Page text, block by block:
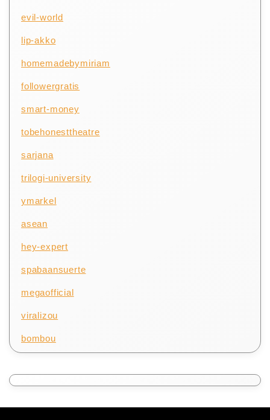
evil-world
lip-akko
homemadebymiriam
followergratis
smart-money
tobehonesttheatre
sarjana
trilogi-university
ymarkel
asean
hey-expert
spabaansuerte
megaofficial
viralizou
bombou